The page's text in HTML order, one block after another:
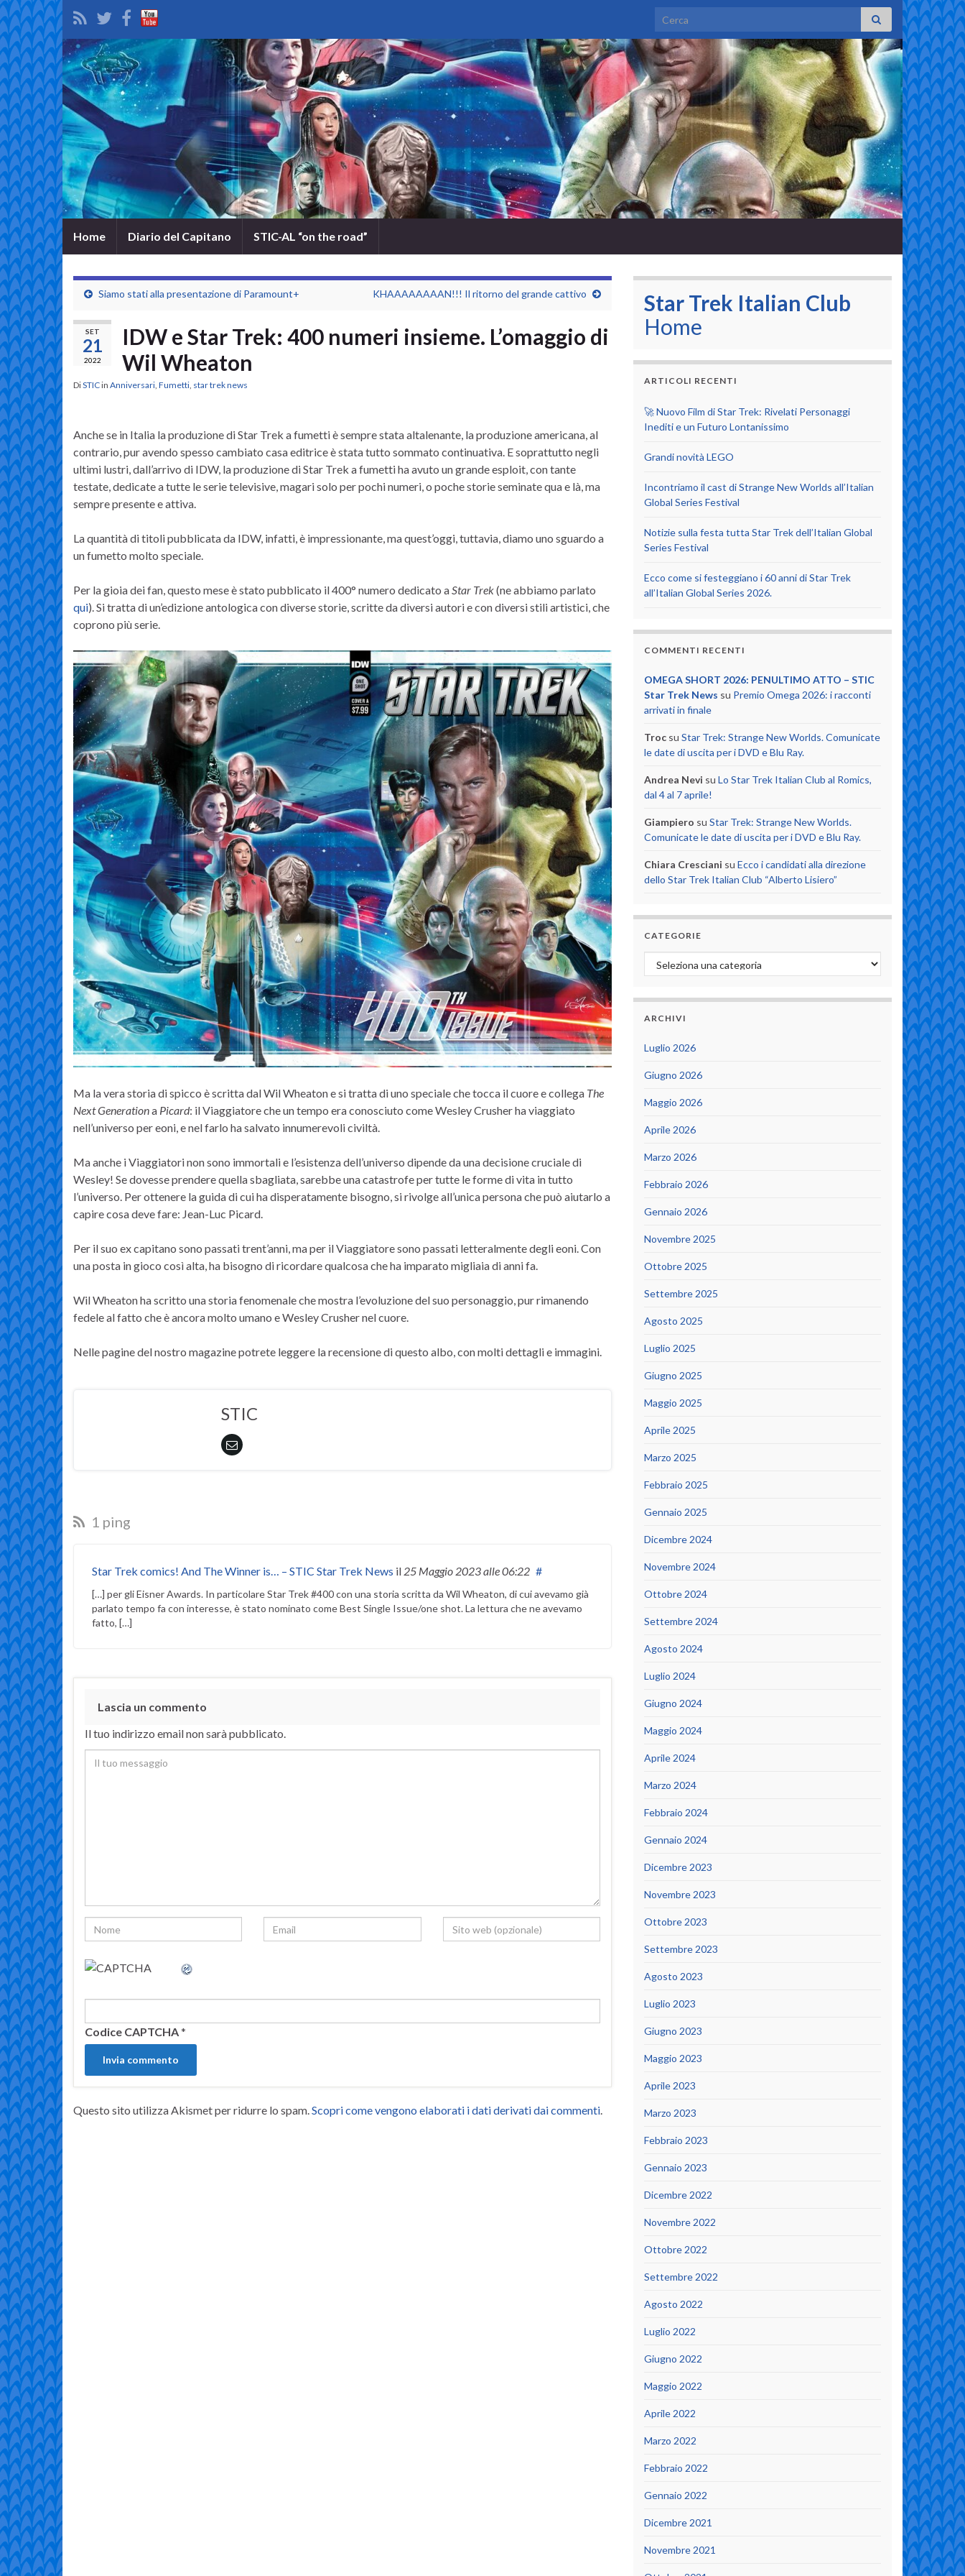
Search for:
Home Diario del Capitano STIC-AL “on the road”
Siamo stati alla presentazione di Paramount+ KHAAAAAAAAN!!! Il ritorno del grande cattivo
SET
21
2022
IDW e Star Trek: 400 numeri insieme. L’omaggio di
Wil Wheaton
DiSTICin Anniversari, Fumetti, star trek news
Anche se in Italia la produzione di Star Trek a fumetti è sempre stata altalenante, la produzione americana, al
contrario, pur avendo spesso cambiato casa editrice è stata tutto sommato continuativa. E soprattutto negli
ultimi lustri, dall’arrivo di IDW, la produzione di Star Trek a fumetti ha avuto un grande esploit, con tante
testate, dedicate a tutte le serie televisive, magari solo per pochi numeri, o poche storie seminate qua e là, ma
sempre presente e attiva.
La quantità di titoli pubblicata da IDW, infatti, è impressionante, ma quest’oggi, tuttavia, diamo uno sguardo a
un fumetto molto speciale.
Per la gioia dei fan, questo mese è stato pubblicato il 400° numero dedicato aStar Trek(ne abbiamo parlato
qui). Si tratta di un’edizione antologica con diverse storie, scritte da diversi autori e con diversi stili artistici, che
coprono più serie.
Ma la vera storia di spicco è scritta dal Wil Wheaton e si tratta di uno speciale che tocca il cuore e collega The
Next Generationa Picard: il Viaggiatore che un tempo era conosciuto come Wesley Crusher ha viaggiato
nell’universo per eoni, e nel farlo ha salvato innumerevoli civiltà.
Ma anche i Viaggiatori non sono immortali e l’esistenza dell’universo dipende da una decisione cruciale di
Wesley! Se dovesse prendere quella sbagliata, sarebbe una catastrofe per tutte le forme di vita in tutto
l’universo. Per ottenere la guida di cui ha disperatamente bisogno, si rivolge all’unica persona che può aiutarlo a
capire cosa deve fare: Jean-Luc Picard.
Per il suo ex capitano sono passati trent’anni, ma per il Viaggiatore sono passati letteralmente degli eoni. Con
una posta in gioco così alta, ha bisogno di ricordare qualcosa che ha imparato migliaia di anni fa.
Wil Wheaton ha scritto una storia fenomenale che mostra l’evoluzione del suo personaggio, pur rimanendo
fedele al fatto che è ancora molto umano e Wesley Crusher nel cuore.
Nelle pagine del nostro magazine potrete leggere la recensione di questo albo, con molti dettagli e immagini.
STIC
1 ping
Star Trek comics! And The Winner is… – STIC Star Trek News il 25 Maggio 2023alle 06:22 #
[…] per gli Eisner Awards. In particolare Star Trek #400 con una storia scritta da Wil Wheaton, di cui avevamo già
parlato tempo fa con interesse, è stato nominato come Best Single Issue/one shot. La lettura che ne avevamo
fatto, […]
Lascia un commento
Il tuo indirizzo email non sarà pubblicato.
Codice CAPTCHA*
Questo sito utilizza Akismet per ridurre lo spam.Scopri come vengono elaborati i dati derivati dai commenti.
Star Trek Italian Club
Home
ARTICOLI RECENTI
🚀 Nuovo Film di Star Trek: Rivelati Personaggi
Inediti e un Futuro Lontanissimo
Grandi novità LEGO
Incontriamo il cast di Strange New Worlds all’Italian
Global Series Festival
Notizie sulla festa tutta Star Trek dell’Italian Global
Series Festival
Ecco come si festeggiano i 60 anni di Star Trek
all’Italian Global Series 2026.
COMMENTI RECENTI
OMEGA SHORT 2026: PENULTIMO ATTO – STIC
Star Trek News su Premio Omega 2026: i racconti
arrivati in finale
Troc su Star Trek: Strange New Worlds. Comunicate
le date di uscita per i DVD e Blu Ray.
Andrea Nevi su Lo Star Trek Italian Club al Romics,
dal 4 al 7 aprile!
Giampiero su Star Trek: Strange New Worlds.
Comunicate le date di uscita per i DVD e Blu Ray.
Chiara Cresciani su Ecco i candidati alla direzione
dello Star Trek Italian Club “Alberto Lisiero”
CATEGORIE
Categorie
ARCHIVI
Luglio 2026
Giugno 2026
Maggio 2026
Aprile 2026
Marzo 2026
Febbraio 2026
Gennaio 2026
Novembre 2025
Ottobre 2025
Settembre 2025
Agosto 2025
Luglio 2025
Giugno 2025
Maggio 2025
Aprile 2025
Marzo 2025
Febbraio 2025
Gennaio 2025
Dicembre 2024
Novembre 2024
Ottobre 2024
Settembre 2024
Agosto 2024
Luglio 2024
Giugno 2024
Maggio 2024
Aprile 2024
Marzo 2024
Febbraio 2024
Gennaio 2024
Dicembre 2023
Novembre 2023
Ottobre 2023
Settembre 2023
Agosto 2023
Luglio 2023
Giugno 2023
Maggio 2023
Aprile 2023
Marzo 2023
Febbraio 2023
Gennaio 2023
Dicembre 2022
Novembre 2022
Ottobre 2022
Settembre 2022
Agosto 2022
Luglio 2022
Giugno 2022
Maggio 2022
Aprile 2022
Marzo 2022
Febbraio 2022
Gennaio 2022
Dicembre 2021
Novembre 2021